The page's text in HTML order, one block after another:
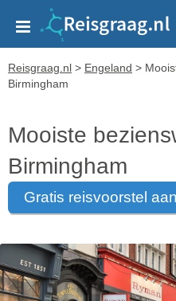
Reisgraag.nl > Engeland >
Birmingham
Mooiste
Birmingham
gratis reisvoorstel